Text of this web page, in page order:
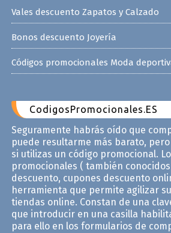
Vales descuento Zapatos y Calzado
Bonos descuento Joyería
Códigos promocionales Moda
CodigosPromocionales.ES
Seguramente habrás oído que
puede resultarme más barato,
si utilizas un código promocional.
promocionales ( también
descuento, cupones descuento
herramienta que permite agilizar
tiendas online. Constan de una
que introducir en una casilla
para ello en los formularios de